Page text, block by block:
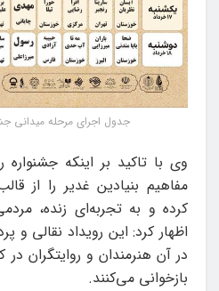
جدول اجرای مرحله میدانی
وی با تاکید بر اینکه
مفاهیم بنیادین غدیر را از
کرده و به تجربه‌ای زنده،
اظهار کرد: این رویداد نقالی و
در آن هنرمندان و روایتگران در
بازخوانی می‌کنند.